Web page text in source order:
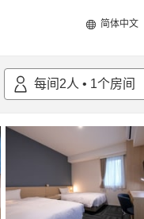
简体中文
每间 2人 • 1个房间